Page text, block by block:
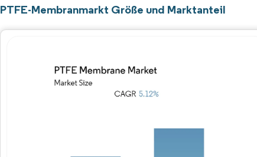
PTFE-Membranmarkt Größe und Marktanteil